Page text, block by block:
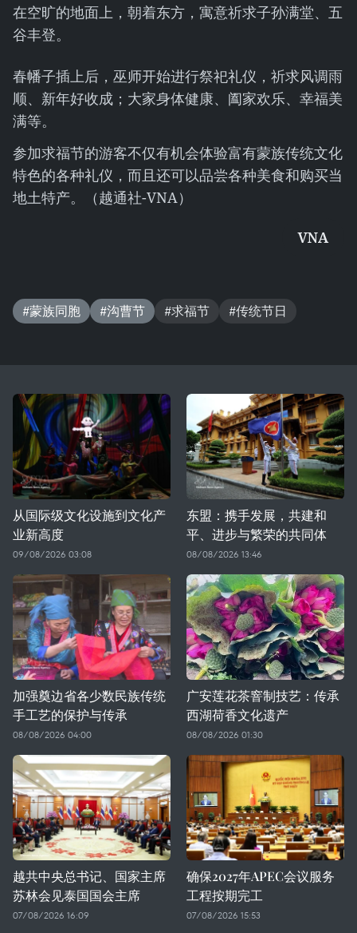
在空旷的地面上，朝着东方，寓意祈求子孙满堂、五
谷丰登。
春幡子插上后，巫师开始进行祭祀礼仪，祈求风调雨
顺、新年好收成；大家身体健康、阖家欢乐、幸福美
满等。
参加求福节的游客不仅有机会体验富有蒙族传统文化
特色的各种礼仪，而且还可以品尝各种美食和购买当
地土特产。（越通社-VNA）
VNA
#蒙族同胞 #沟曹节 #求福节 #传统节日
从国际级文化设施到文化产
业新高度
09/08/2026 03:08
东盟：携手发展，共建和
平、进步与繁荣的共同体
08/08/2026 13:46
加强奠边省各少数民族传统
手工艺的保护与传承
08/08/2026 04:00
广安莲花茶窨制技艺：传承
西湖荷香文化遗产
08/08/2026 01:30
越共中央总书记、国家主席
苏林会见泰国国会主席
07/08/2026 16:09
确保2027年APEC会议服务
工程按期完工
07/08/2026 15:53